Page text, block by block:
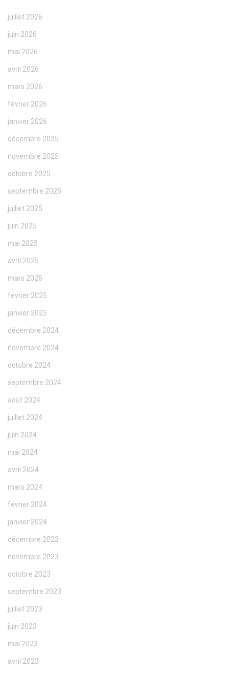
juillet 2026
juin 2026
mai 2026
avril 2026
mars 2026
février 2026
janvier 2026
décembre 2025
novembre 2025
octobre 2025
septembre 2025
juillet 2025
juin 2025
mai 2025
avril 2025
mars 2025
février 2025
janvier 2025
décembre 2024
novembre 2024
octobre 2024
septembre 2024
août 2024
juillet 2024
juin 2024
mai 2024
avril 2024
mars 2024
février 2024
janvier 2024
décembre 2023
novembre 2023
octobre 2023
septembre 2023
juillet 2023
juin 2023
mai 2023
avril 2023